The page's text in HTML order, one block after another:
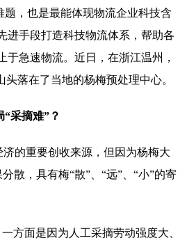
，也是最能体现物流企业科技含
进手段打造科技物流体系，帮助各
急速物流。 近日，在浙江温州，
头落在了当地的杨梅预处理中心。
采摘难”？
的重要创收来源，但因为杨梅大
散，具有梅“散”、“远”、“小”的寄
方面是因为人工采摘劳动强度大、